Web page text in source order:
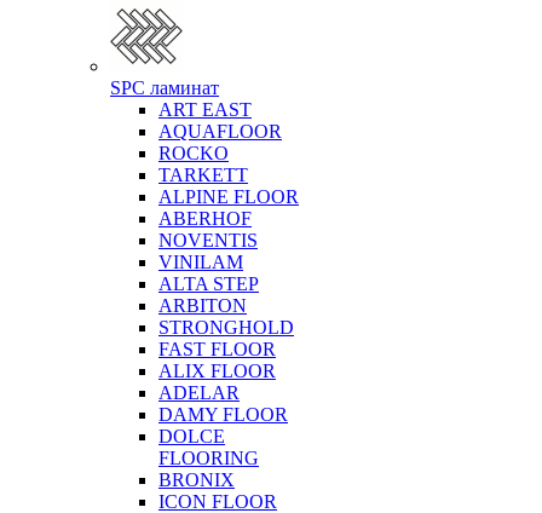
SPC ламинат
ART EAST
AQUAFLOOR
ROCKO
TARKETT
ALPINE FLOOR
ABERHOF
NOVENTIS
VINILAM
ALTA STEP
ARBITON
STRONGHOLD
FAST FLOOR
ALIX FLOOR
ADELAR
DAMY FLOOR
DOLCE
FLOORING
BRONIX
ICON FLOOR